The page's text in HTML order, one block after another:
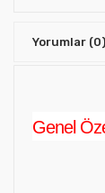
Yorumlar (0)
Genel